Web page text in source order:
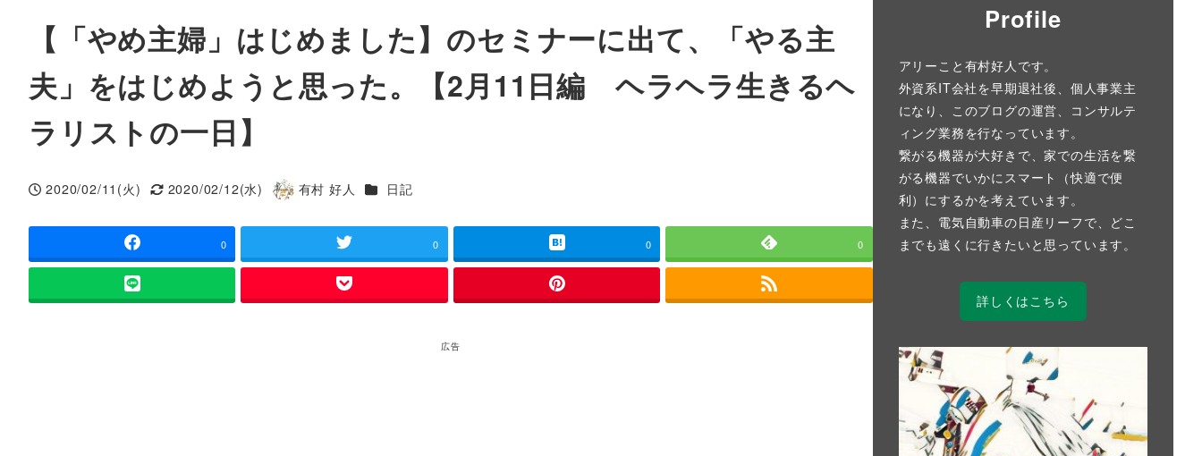
【「やめ主婦」はじめました】のセミナーに出て、「やる主
夫」をはじめようと思った。【2月11日編 ヘラヘラ生きるヘ
ラリストの一日】
投稿日
2020/02/11(火)
更新日
2020/02/12(水)
著
有村 好人 カテゴリー
日記
0 0 0 0
広告
Profile
アリーこと有村好人です。
外資系IT会社を早期退社後、個人事業主
になり、このブログの運営、コンサルテ
ィング業務を行なっています。
繋がる機器が大好きで、家での生活を繋
がる機器でいかにスマート（快適で便
利）にするかを考えています。
また、電気自動車の日産リーフで、どこ
までも遠くに行きたいと思っています。
詳しくはこちら